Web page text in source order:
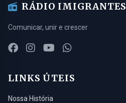
RÁDIO IMIGRANTES
Comunicar, unir e crescer
LINKS ÚTEIS
Nossa História